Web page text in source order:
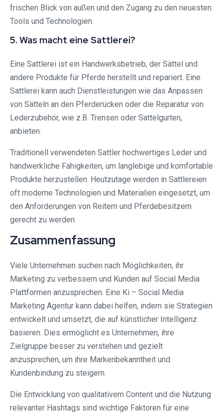
frischen Blick von außen und den Zugang zu den neuesten
Tools und Technologien.
5. Was macht eine Sattlerei?
Eine Sattlerei ist ein Handwerksbetrieb, der Sättel und
andere Produkte für Pferde herstellt und repariert. Eine
Sattlerei kann auch Dienstleistungen wie das Anpassen
von Sätteln an den Pferderücken oder die Reparatur von
Lederzubehör, wie z.B. Trensen oder Sattelgurten,
anbieten.
Traditionell verwendeten Sattler hochwertiges Leder und
handwerkliche Fähigkeiten, um langlebige und komfortable
Produkte herzustellen. Heutzutage werden in Sattlereien
oft moderne Technologien und Materialien eingesetzt, um
den Anforderungen von Reitern und Pferdebesitzern
gerecht zu werden.
Zusammenfassung
Viele Unternehmen suchen nach Möglichkeiten, ihr
Marketing zu verbessern und Kunden auf Social Media
Plattformen anzusprechen. Eine Ki – Social Media
Marketing Agentur kann dabei helfen, indem sie Strategien
entwickelt und umsetzt, die auf künstlicher Intelligenz
basieren. Dies ermöglicht es Unternehmen, ihre
Zielgruppe besser zu verstehen und gezielt
anzusprechen, um ihre Markenbekanntheit und
Kundenbindung zu steigern.
Die Entwicklung von qualitativem Content und die Nutzung
relevanter Hashtags sind wichtige Faktoren für eine